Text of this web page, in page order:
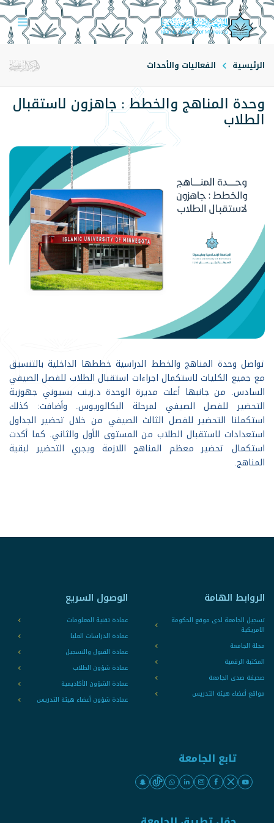
الرئيسية الفعاليات والأحداث
وحدة المناهج والخطط : جاهزون لاستقبال
الطلاب
تواصل وحدة المناهج والخطط الدراسية خططها الداخلية بالتنسيق
مع جميع الكليات لاستكمال اجراءات استقبال الطلاب للفصل الصيفي
السادس. من جانبها أعلت مديرة الوحدة د.زينب بسيوني جهوزية
التحضير للفصل الصيفي لمرحلة البكالوريوس. وأضافت: كذلك
استكملنا التحضير للفصل الثالث الصيفي من خلال تحضير الجداول
استعدادات لاستقبال الطلاب من المستوى الأول والثاني. كما أكدت
استكمال تحضير معظم المناهج اللازمة ويجري التحضير لبقية
المناهج.
الروابط الهامة
تسجيل الجامعة لدى موقع الحكومة
الامريكية
مجلة الجامعة
المكتبة الرقمية
صحيفة صدى الجامعة
مواقع أعضاء هيئة التدريس
الوصول السريع
عمادة تقنية المعلومات
عمادة الدراسات العليا
عمادة القبول والتسجيل
عمادة شؤون الطلاب
عمادة الشؤون الأكاديمية
عمادة شؤون أعضاء هيئة التدريس
تابع الجامعة